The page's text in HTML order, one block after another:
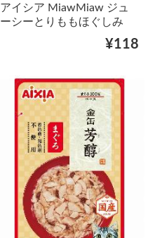
アイシア MiawMiaw ジュ
ーシーとりももほぐしみ
¥118